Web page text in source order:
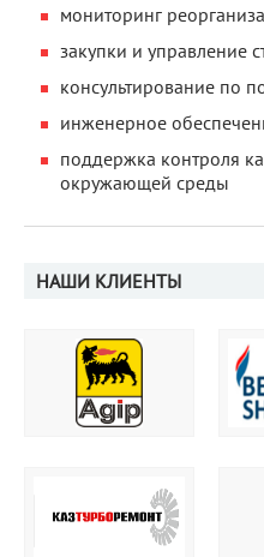
мониторинг
закупки и управление
консультирование по
инженерное
поддержка контроля
окружающей среды
НАШИ КЛИЕНТЫ